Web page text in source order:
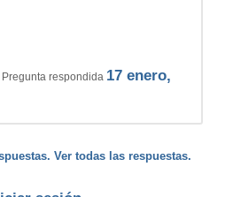
Pregunta respondida 17 enero,
Ver todas las respuestas.